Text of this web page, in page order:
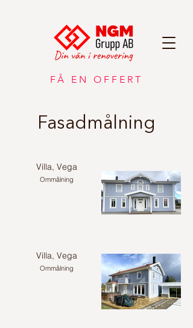
FÅ EN OFFERT
Fasadmålning
Villa, Vega
Ommålning
Villa, Vega
Ommålning